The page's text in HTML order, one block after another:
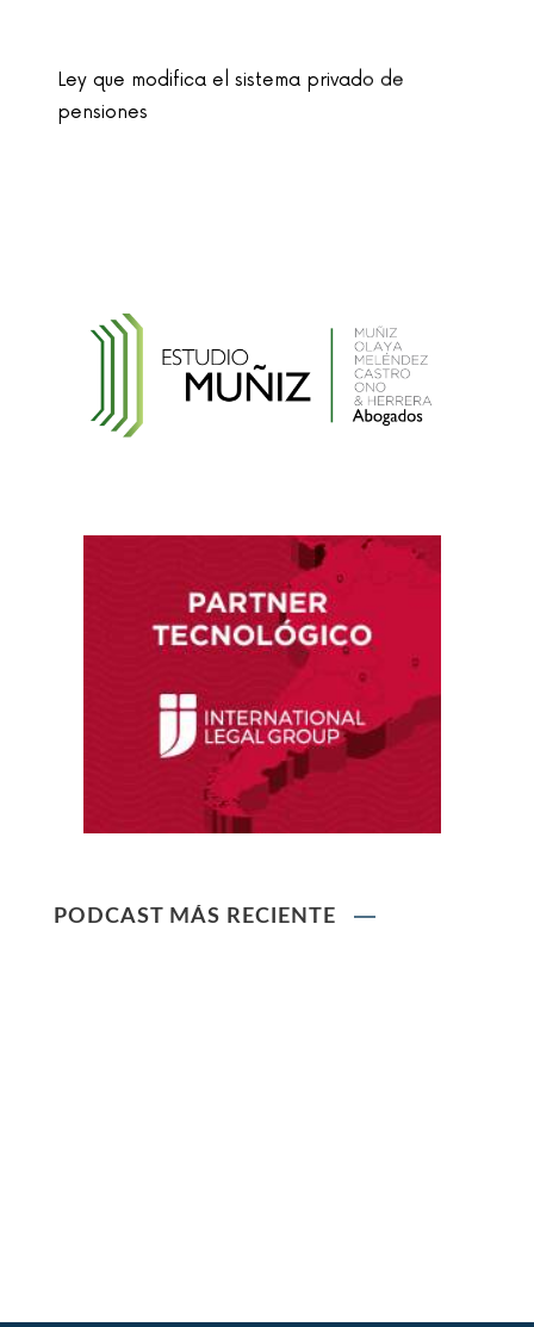
Ley que modifica el sistema privado de
pensiones
Reglamento de la Ley N° 30024, que crea el
Registro Nacional de Historias Clínicas
Ley que protege a la madre trabajadora
contra el despido arbitrario
Ley que modifica el TUO de la Ley del Sistema
PODCAST MÁS RECIENTE